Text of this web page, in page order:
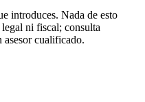
introduces. Nada de esto
ni fiscal; consulta
cualificado.